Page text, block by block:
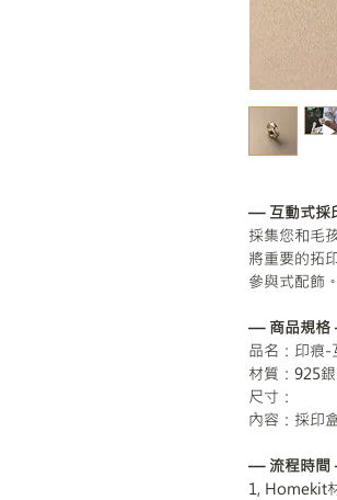
— 互動式採
採集您和毛
將重要的拓
參與式配飾。
— 商品規
品名：印痕-
材質：925銀
尺寸：
內容：採印
— 流程時
1, Homekit